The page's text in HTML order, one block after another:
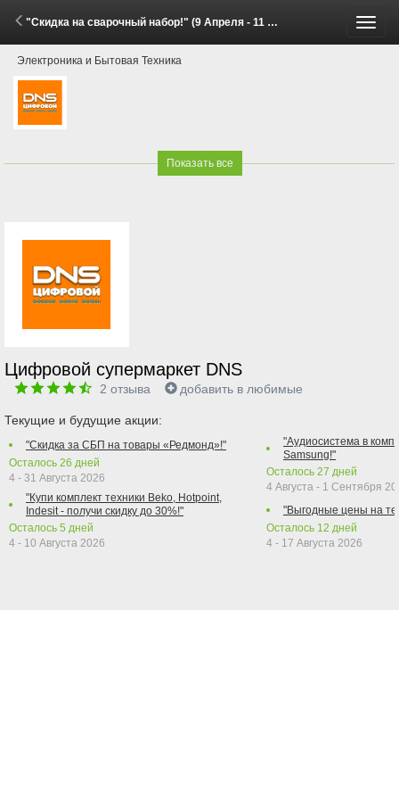
"Скидка на сварочный набор!" (9 Апреля - 11 Мая 2026)
Электроника и Бытовая Техника
Показать все
Цифровой супермаркет DNS
2 отзыва добавить в любимые
Текущие и будущие акции:
"Скидка за СБП на товары «Редмонд»!"
Осталось 26 дней
4 - 31 Августа 2026
"Купи комплект техники Beko, Hotpoint,
Indesit - получи скидку до 30%!"
Осталось 5 дней
4 - 10 Августа 2026
"Аудиосистема в
Samsung!"
Осталось 27 дней
4 Августа - 1 Сентября
"Выгодные цены на
Осталось 12 дней
4 - 17 Августа 2026